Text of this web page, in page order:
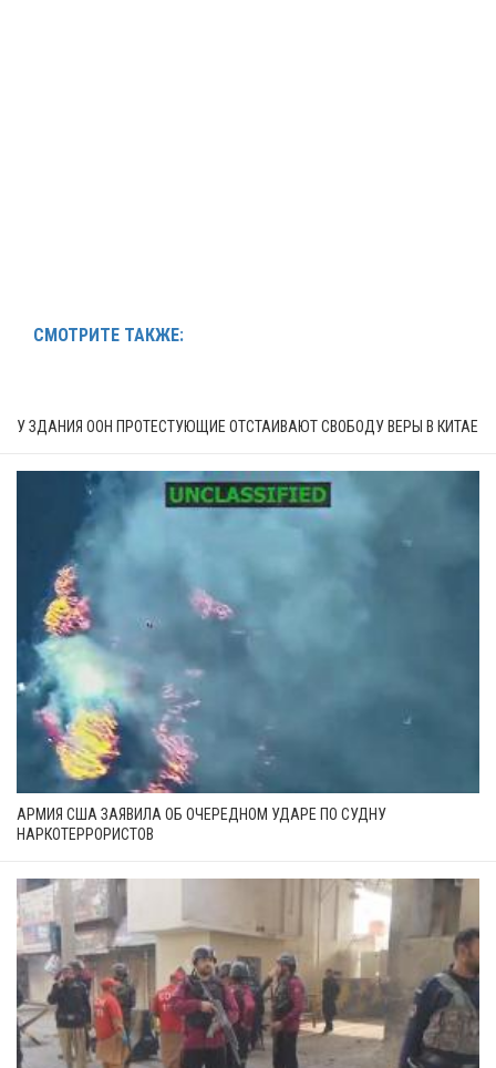
СМОТРИТЕ ТАКЖЕ:
У ЗДАНИЯ ООН ПРОТЕСТУЮЩИЕ ОТСТАИВАЮТ СВОБОДУ ВЕРЫ В КИТАЕ
АРМИЯ США ЗАЯВИЛА ОБ ОЧЕРЕДНОМ УДАРЕ ПО СУДНУ
НАРКОТЕРРОРИСТОВ